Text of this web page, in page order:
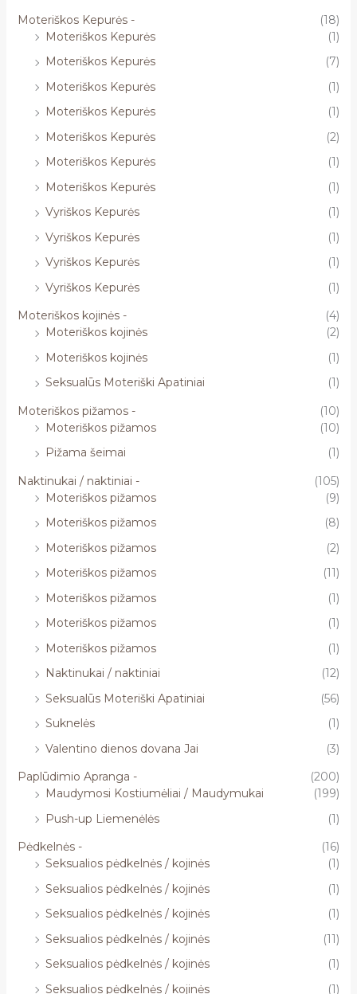
Moteriškos Kepurės -
(18)
Moteriškos Kepurės
(1)
Moteriškos Kepurės
(7)
Moteriškos Kepurės
(1)
Moteriškos Kepurės
(1)
Moteriškos Kepurės
(2)
Moteriškos Kepurės
(1)
Moteriškos Kepurės
(1)
Vyriškos Kepurės
(1)
Vyriškos Kepurės
(1)
Vyriškos Kepurės
(1)
Vyriškos Kepurės
(1)
Moteriškos kojinės -
(4)
Moteriškos kojinės
(2)
Moteriškos kojinės
(1)
Seksualūs Moteriški Apatiniai
(1)
Moteriškos pižamos -
(10)
Moteriškos pižamos
(10)
Pižama šeimai
(1)
Naktinukai / naktiniai -
(105)
Moteriškos pižamos
(9)
Moteriškos pižamos
(8)
Moteriškos pižamos
(2)
Moteriškos pižamos
(11)
Moteriškos pižamos
(1)
Moteriškos pižamos
(1)
Moteriškos pižamos
(1)
Naktinukai / naktiniai
(12)
Seksualūs Moteriški Apatiniai
(56)
Suknelės
(1)
Valentino dienos dovana Jai
(3)
Paplūdimio Apranga -
(200)
Maudymosi Kostiumėliai / Maudymukai
(199)
Push-up Liemenėlės
(1)
Pėdkelnės -
(16)
Seksualios pėdkelnės / kojinės
(1)
Seksualios pėdkelnės / kojinės
(1)
Seksualios pėdkelnės / kojinės
(1)
Seksualios pėdkelnės / kojinės
(11)
Seksualios pėdkelnės / kojinės
(1)
Seksualios pėdkelnės / kojinės
(1)